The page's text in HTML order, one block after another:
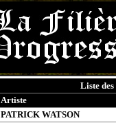
Liste
Artiste
PATRICK WATSON